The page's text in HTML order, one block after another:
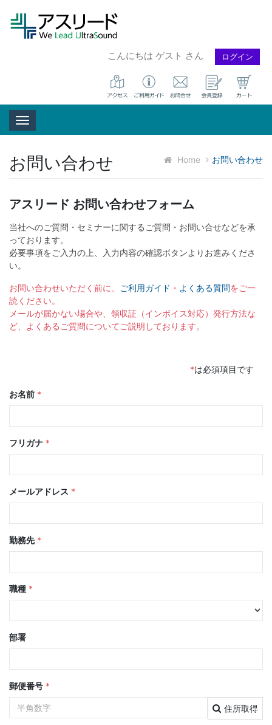
こんにちは ゲスト さん ログイン
Toggle navigation
お問い合わせ Home お問い合わせ
アスリード お問い合わせフォーム
当社へのご質問・セミナーに関するご質問・お問い合せなどを承
っております。
必要事項をご入力の上、入力内容の確認ボタンよりお進みくださ
い。
お問い合わせいただく前に、 ご利用ガイド ・ よくある質問をご一
読ください。
メールが届かない場合や、領収証（インボイス対応）発行方法な
ど、よくあるご質問についてご説明しております。
*は必須項目です
お名前 *
フリガナ *
メールアドレス *
勤務先 *
職種 *
部署
郵便番号 *
住所取得